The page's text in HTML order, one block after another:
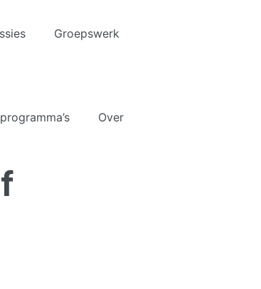
Groepswerk
Over